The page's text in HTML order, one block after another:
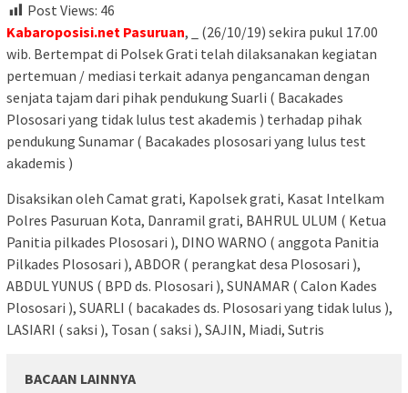
Post Views: 46
Kabaroposisi.net Pasuruan, _ (26/10/19) sekira pukul 17.00
wib. Bertempat di Polsek Grati telah dilaksanakan kegiatan
pertemuan / mediasi terkait adanya pengancaman dengan
senjata tajam dari pihak pendukung Suarli ( Bacakades
Plososari yang tidak lulus test akademis ) terhadap pihak
pendukung Sunamar ( Bacakades plososari yang lulus test
akademis )
Disaksikan oleh Camat grati, Kapolsek grati, Kasat Intelkam
Polres Pasuruan Kota, Danramil grati, BAHRUL ULUM ( Ketua
Panitia pilkades Plososari ), DINO WARNO ( anggota Panitia
Pilkades Plososari ), ABDOR ( perangkat desa Plososari ),
ABDUL YUNUS ( BPD ds. Plososari ), SUNAMAR ( Calon Kades
Plososari ), SUARLI ( bacakades ds. Plososari yang tidak lulus ),
LASIARI ( saksi ), Tosan ( saksi ), SAJIN, Miadi, Sutris
BACAAN LAINNYA